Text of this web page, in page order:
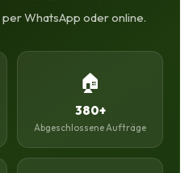
WhatsApp oder online.
🏠
380+
Abgeschlossene Aufträge